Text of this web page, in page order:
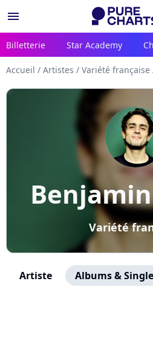
menu
Billetterie Star Academy
Accueil / Artistes / Variété française
Variété
Artiste Albums &